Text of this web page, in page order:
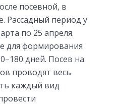
посевной, в
Рассадный период у
по 25 апреля.
для формирования
дней. Посев на
проводят весь
каждый вид